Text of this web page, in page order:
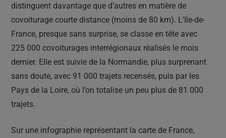
distinguent davantage que d’autres en matière de
covoiturage courte distance (moins de 80 km). L’Ile-de-
France, presque sans surprise, se classe en tête avec
225 000 covoiturages interrégionaux réalisés le mois
dernier. Elle est suivie de la Normandie, plus surprenant
sans doute, avec 91 000 trajets recensés, puis par les
Pays de la Loire, où l’on totalise un peu plus de 81 000
trajets.
Sur une infographie représentant la carte de France,